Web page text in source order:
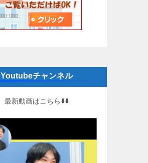
Youtubeチャンネル
最新動画はこちら⬇️⬇️